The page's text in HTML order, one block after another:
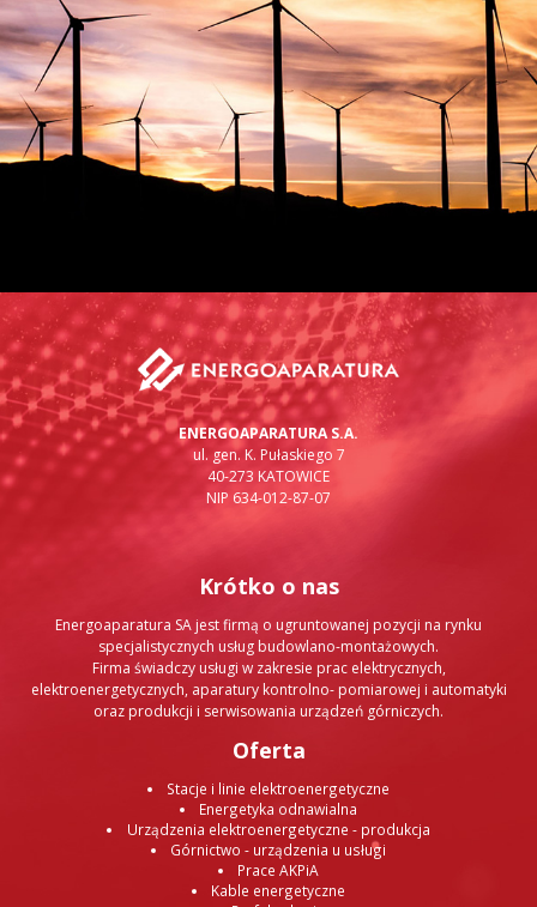
ENERGOAPARATURA S.A.
ul. gen. K. Pułaskiego 7
40-273 KATOWICE
NIP 634-012-87-07
Krótko o nas
Energoaparatura SA jest firmą o ugruntowanej pozycji na rynku
specjalistycznych usług budowlano-montażowych.
Firma świadczy usługi w zakresie prac elektrycznych,
elektroenergetycznych, aparatury kontrolno- pomiarowej i automatyki
oraz produkcji i serwisowania urządzeń górniczych.
Oferta
Stacje i linie elektroenergetyczne
Energetyka odnawialna
Urządzenia elektroenergetyczne - produkcja
Górnictwo - urządzenia u usługi
Prace AKPiA
Kable energetyczne